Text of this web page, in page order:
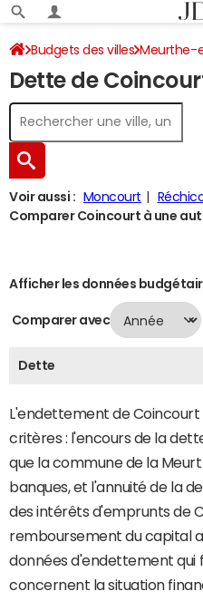
Budgets des villes Meurthe-
Dette au 31/12/2024
Dette de
Voir aussi : Moncourt
Comparer Coincourt à une
Afficher les données
Comparer avec
Dette
L'endettement de Coincourt
critères : l'encours de la
que la commune de la
banques, et l'annuité de la
des intérêts d'emprunts de
remboursement du capital
données d'endettement qui
concernent la situation